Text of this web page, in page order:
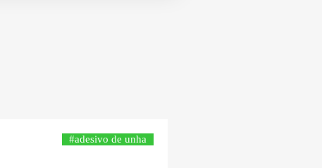
#adesivo de unha